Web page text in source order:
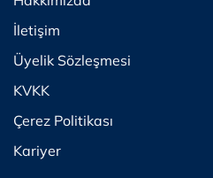
İletişim
Üyelik Sözleşmesi
KVKK
Çerez Politikası
Kariyer